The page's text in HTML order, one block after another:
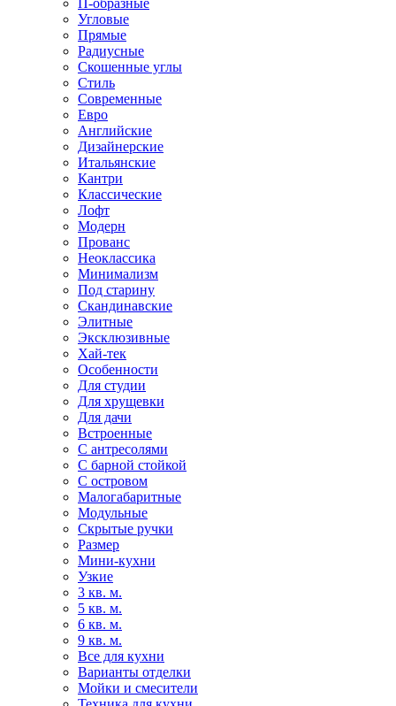
П-образные
Угловые
Прямые
Радиусные
Скошенные углы
Стиль
Современные
Евро
Английские
Дизайнерские
Итальянские
Кантри
Классические
Лофт
Модерн
Прованс
Неоклассика
Минимализм
Под старину
Скандинавские
Элитные
Эксклюзивные
Хай-тек
Особенности
Для студии
Для хрущевки
Для дачи
Встроенные
С антресолями
С барной стойкой
С островом
Малогабаритные
Модульные
Скрытые ручки
Размер
Мини-кухни
Узкие
3 кв. м.
5 кв. м.
6 кв. м.
9 кв. м.
Все для кухни
Варианты отделки
Мойки и смесители